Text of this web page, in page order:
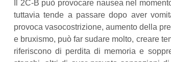
Il 2C-B può provocare nausea nel
tuttavia tende a passare dopo aver
provoca vasocostrizione, aumento della
e bruxismo, può far sudare molto, creare
riferiscono di perdita di memoria e